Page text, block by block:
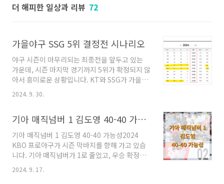
더 해피한 일상과 리뷰 72
가을야구 SSG 5위 결정전 시나리오
야구 시즌이 마무리되는 최종전을 앞두고 있는
가운데, 시즌 마지막 경기까지 5위가 확정되지 않
아서 흥미로운 상황입니다. KT와 SSG가 가을야
구 마지막 티켓을 두고 싸우는 중인데요. 여전히
KT가 유리한 상황이지만 가을야구 SSG 5위 결
28일 현재 남은 경기수입니다. 1위 기아, 2위 삼
성, 3위 LG는 일찌감치 순위를 확정지었고, 두산
이 4위를 가져가면서 와일드카드를 준비하고 있
습니다. 5위는 KT가 현재 자리 잡고 있지만 SSG
가 1경기 남은 상황에서 1승을 가져가면 승무패
가 동일해서 예전이라면 시즌 상대 전적으로 결
2024. 9. 30.
기아 매직넘버 1 김도영 40-40 가능성
기아 매직넘버 1 김도영 40-40 가능성2024
KBO 프로야구가 시즌 막바지를 향해 가고 있습
니다. 기아 매직넘버가 1로 줄었고, 우승 확정까
지 단 한게임을 잡거나 2위 삼성이 1패를 하게 되
면 우승이 확정됩니다. 시즌이 막바지로 향해가
2024. 9. 17.